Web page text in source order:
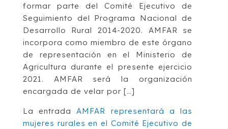
formar parte del Comité Ejecutivo de
Seguimiento del Programa Nacional de
Desarrollo Rural 2014-2020. AMFAR se
incorpora como miembro de este órgano
de representación en el Ministerio de
Agricultura durante el presente ejercicio
2021. AMFAR será la organización
encargada de velar por […]
La entrada AMFAR representará a las
mujeres rurales en el Comité Ejecutivo de